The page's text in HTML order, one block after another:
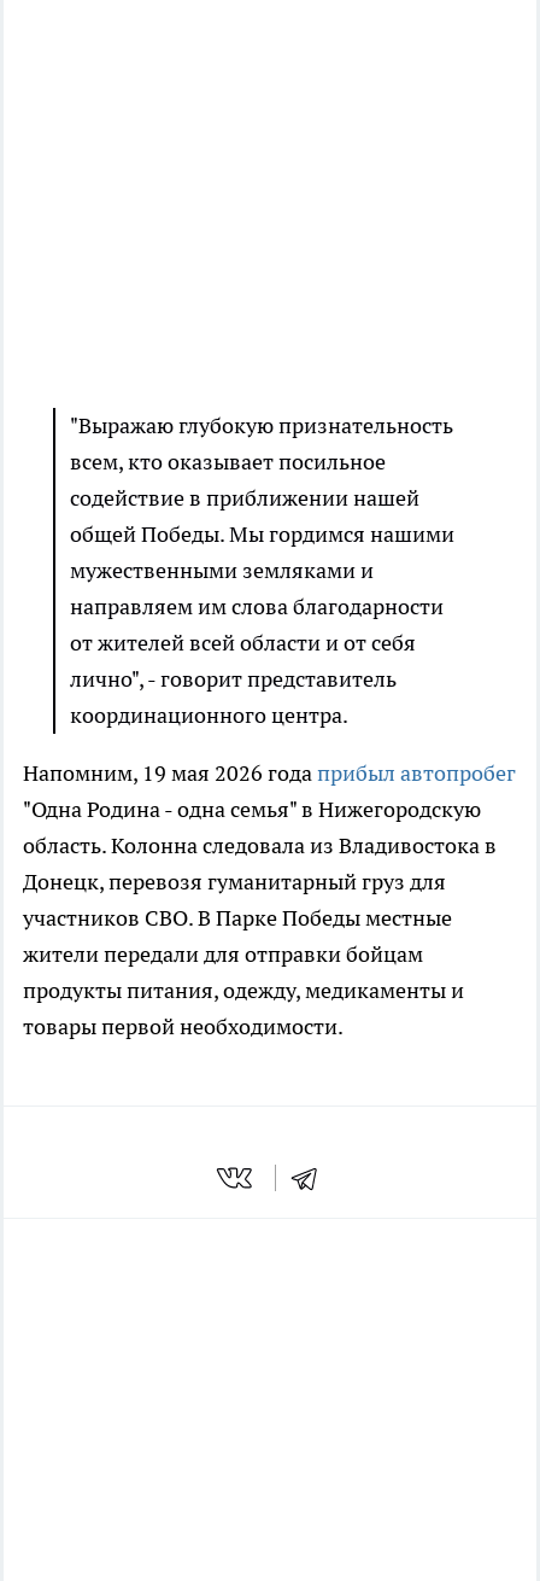
"Выражаю глубокую признательность
всем, кто оказывает посильное
содействие в приближении нашей
общей Победы. Мы гордимся нашими
мужественными земляками и
направляем им слова благодарности
от жителей всей области и от себя
лично", - говорит представитель
координационного центра.
Напомним, 19 мая 2026 годаприбыл автопробег
"Одна Родина - одна семья" в Нижегородскую
область. Колонна следовала из Владивостока в
Донецк, перевозя гуманитарный груз для
участников СВО. В Парке Победы местные
жители передали для отправки бойцам
продукты питания, одежду, медикаменты и
товары первой необходимости.